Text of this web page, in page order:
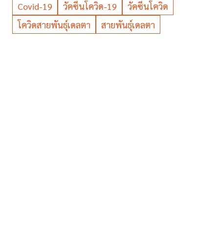
Covid-19
วัคซีนโควิด-19
วัคซีนโควิด
โควิดสายพันธุ์เดลตา
สายพันธุ์เดลตา